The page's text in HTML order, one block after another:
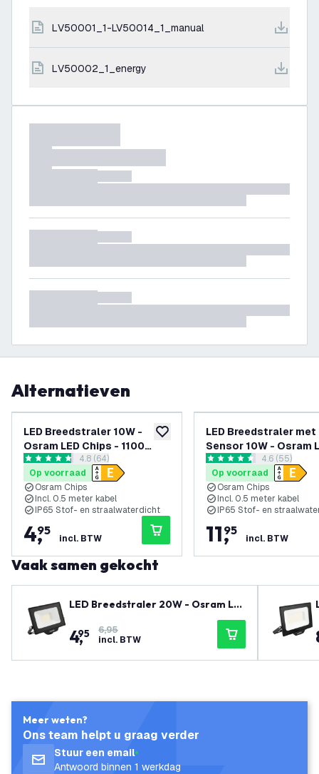
LV50001_1-LV50014_1_manual
LV50002_1_energy
Alternatieven
toevoegen aan verlanglijst
LED Breedstraler 10W -
Osram LED Chips - 1100
Lumen - 4000Kreviews drawer openen
4.8 score sterren4.8 (64)
Op voorraad
Osram Chips
Incl. 0.5 meter kabel
IP65 Stof- en straalwaterdicht
4,
95
incl. BTW
LED Breedstraler met
Sensor 10W - Osram
Chips - 1100 Lumen -
reviews
4.6 score sterren4.6 (55)
Op voorraad
Osram Chips
Incl. 0.5 meter kabel
IP65 Stof- en
11,
95
incl. BTW
Vaak samen gekocht
LED Breedstraler 20W - Osram LE
D Chips - 2200 Lumen - 6500K
4,
95
6,95
incl. BTW
Meer weten?
Ons team helpt u graag verder
Stuur een email
Antwoord binnen 1 werkdag